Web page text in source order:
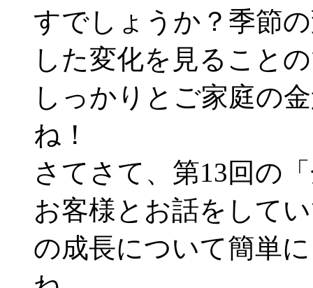
すでしょうか？季節
した変化を見ること
しっかりとご家庭の
ね！
さてさて、第13回の
お客様とお話をして
の成長について簡単